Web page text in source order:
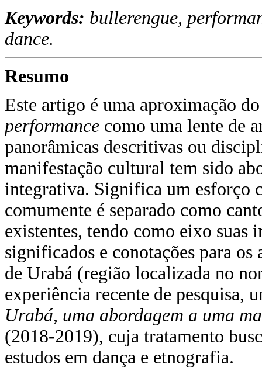
Keywords: bullerengue,
dance.
Resumo
Este artigo é uma aproximação
performance como uma lente de
panorâmicas descritivas ou
manifestação cultural tem sido
integrativa. Significa um esforço
comumente é separado como
existentes, tendo como eixo suas
significados e conotações para
de Urabá (região localizada no
experiência recente de pesquisa,
Urabá, uma abordagem a uma
(2018-2019), cuja tratamento
estudos em dança e etnografia.